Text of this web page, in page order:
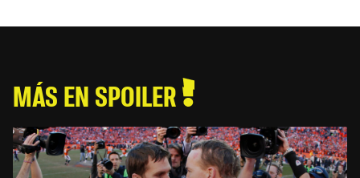
MÁS EN SPOILER